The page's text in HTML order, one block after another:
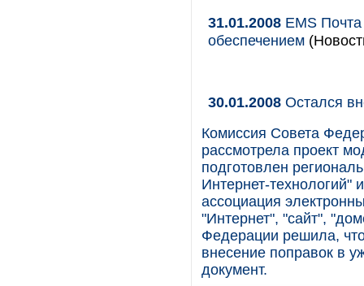
31.01.2008 EMS
обеспечением
30.01.2008 Остался
Комиссия Совета
рассмотрела проект
подготовлен
Интернет-технологий"
ассоциация
"Интернет", "сайт",
Федерации решила,
внесение поправок в
документ.